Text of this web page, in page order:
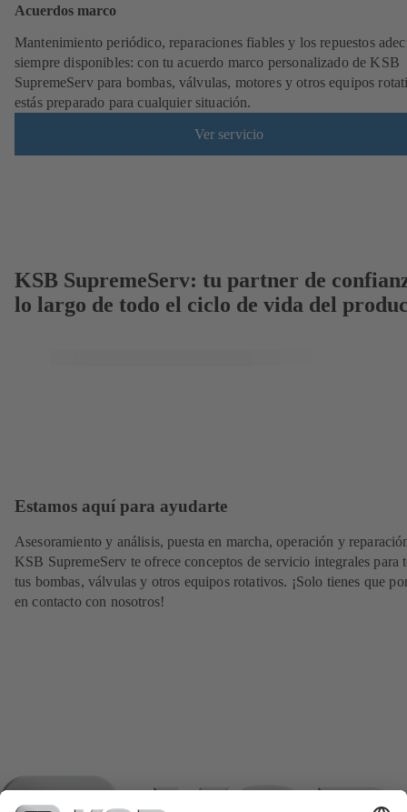
Acuerdos marco
Mantenimiento periódico, reparaciones fiables y los repuestos
siempre disponibles: con tu acuerdo marco personalizado de KSB
SupremeServ para bombas, válvulas, motores y otros equipos
estás preparado para cualquier situación.
Ver servicio
KSB SupremeServ: tu partner de
lo largo de todo el ciclo de vida del
Estamos aquí para ayudarte
Asesoramiento y análisis, puesta en marcha, operación y
KSB SupremeServ te ofrece conceptos de servicio integrales para
tus bombas, válvulas y otros equipos rotativos. ¡Solo tienes que
en contacto con nosotros!